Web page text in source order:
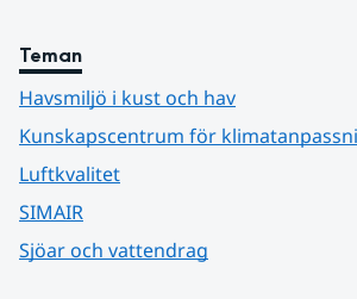
Teman
Havsmiljö i kust och hav
Kunskapscentrum för
Luftkvalitet
SIMAIR
Sjöar och vattendrag